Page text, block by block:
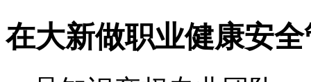
在大新做职业健康安